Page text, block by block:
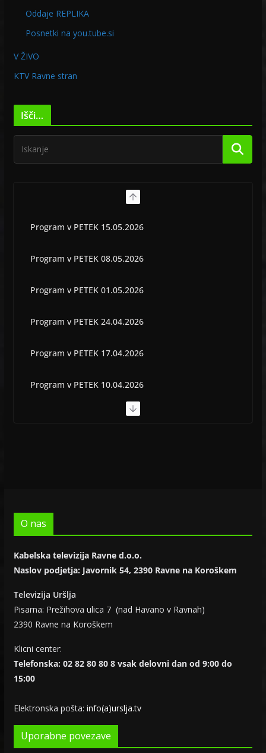
Oddaje REPLIKA
Posnetki na you.tube.si
V ŽIVO
KTV Ravne stran
Išči…
Program v PETEK 15.05.2026
Program v PETEK 08.05.2026
Program v PETEK 01.05.2026
Program v PETEK 24.04.2026
Program v PETEK 17.04.2026
Program v PETEK 10.04.2026
Program v PETEK 03.04.2026
O nas
Kabelska televizija Ravne d.o.o.
Naslov podjetja: Javornik 54, 2390 Ravne na Koroškem
Televizija Uršlja
Pisarna: Prežihova ulica 7 (nad Havano v Ravnah)
2390 Ravne na Koroškem
Klicni center:
Telefonska: 02 82 80 80 8 vsak delovni dan od 9:00 do
15:00
Elektronska pošta: info(a)urslja.tv
Uporabne povezave